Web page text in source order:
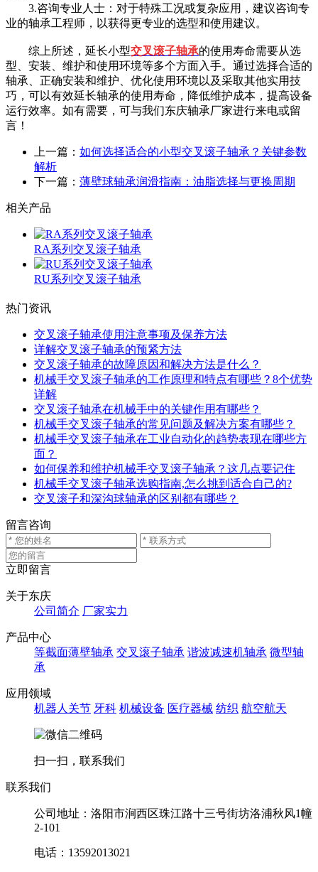
3.咨询专业人士：对于特殊工况或复杂应用，建议咨询专
业的轴承工程师，以获得更专业的选型和使用建议。
综上所述，延长小型交叉滚子轴承的使用寿命需要从选
型、安装、维护和使用环境等多个方面入手。通过选择合适的
轴承、正确安装和维护、优化使用环境以及采取其他实用技
巧，可以有效延长轴承的使用寿命，降低维护成本，提高设备
运行效率。如有需要，可与我们东庆轴承厂家进行来电或留
言！
上一篇： 如何选择适合的小型交叉滚子轴承？关键参数
解析
下一篇： 薄壁球轴承润滑指南：油脂选择与更换周期
相关产品
RA系列交叉滚子轴承
RU系列交叉滚子轴承
热门资讯
交叉滚子轴承使用注意事项及保养方法
详解交叉滚子轴承的预紧方法
交叉滚子轴承的故障原因和解决方法是什么？
机械手交叉滚子轴承的工作原理和特点有哪些？8个优势
详解
交叉滚子轴承在机械手中的关键作用有哪些？
机械手交叉滚子轴承的常见问题及解决方案有哪些？
机械手交叉滚子轴承在工业自动化的趋势表现在哪些方
面？
如何保养和维护机械手交叉滚子轴承？这几点要记住
机械手交叉滚子轴承选购指南,怎么挑到适合自己的?
交叉滚子和深沟球轴承的区别都有哪些？
留言咨询
立即留言
关于东庆
公司简介 厂家实力
产品中心
等截面薄壁轴承 交叉滚子轴承 谐波减速机轴承 微型轴
承
应用领域
机器人关节 牙科 机械设备 医疗器械 纺织 航空航天
扫一扫，联系我们
联系我们
公司地址：洛阳市涧西区珠江路十三号街坊洛浦秋风1幢
2-101
电话：13592013021